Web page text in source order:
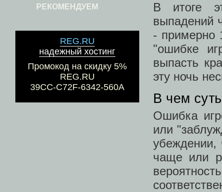
РЕКОМЕНДУЕМ
REG.RU
надежный хостинг
Промокод на скидку 5%
REG.RU
39CC-C72F-6342-560A
В итоге
выпадений
- примерно
"ошибке
выпасть
эту ночь
В чем
Ошибка
или
убеждении,
чаще или